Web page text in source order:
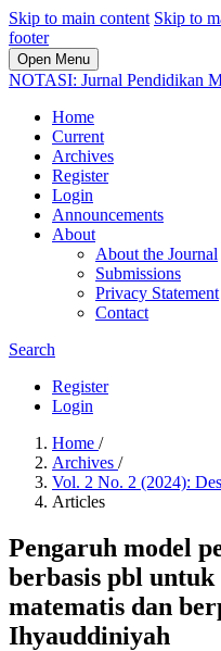
Skip to main content Skip to
footer
Open Menu
NOTASI: Jurnal Pendidikan
Home
Current
Archives
Register
Login
Announcements
About
About the Journal
Submissions
Privacy Statement
Contact
Search
Register
Login
Home /
Archives /
Vol. 2 No. 2 (2024):
Articles
Pengaruh model
berbasis pbl
matematis dan
Ihyauddiniyah